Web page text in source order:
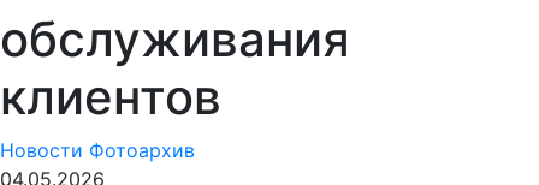
обслуживания
клиентов
Новости Фотоархив
04.05.2026